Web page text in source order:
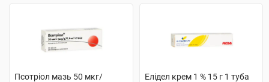
Псотріол мазь 50 мкг/
Елідел крем 1 % 15 г 1 туба